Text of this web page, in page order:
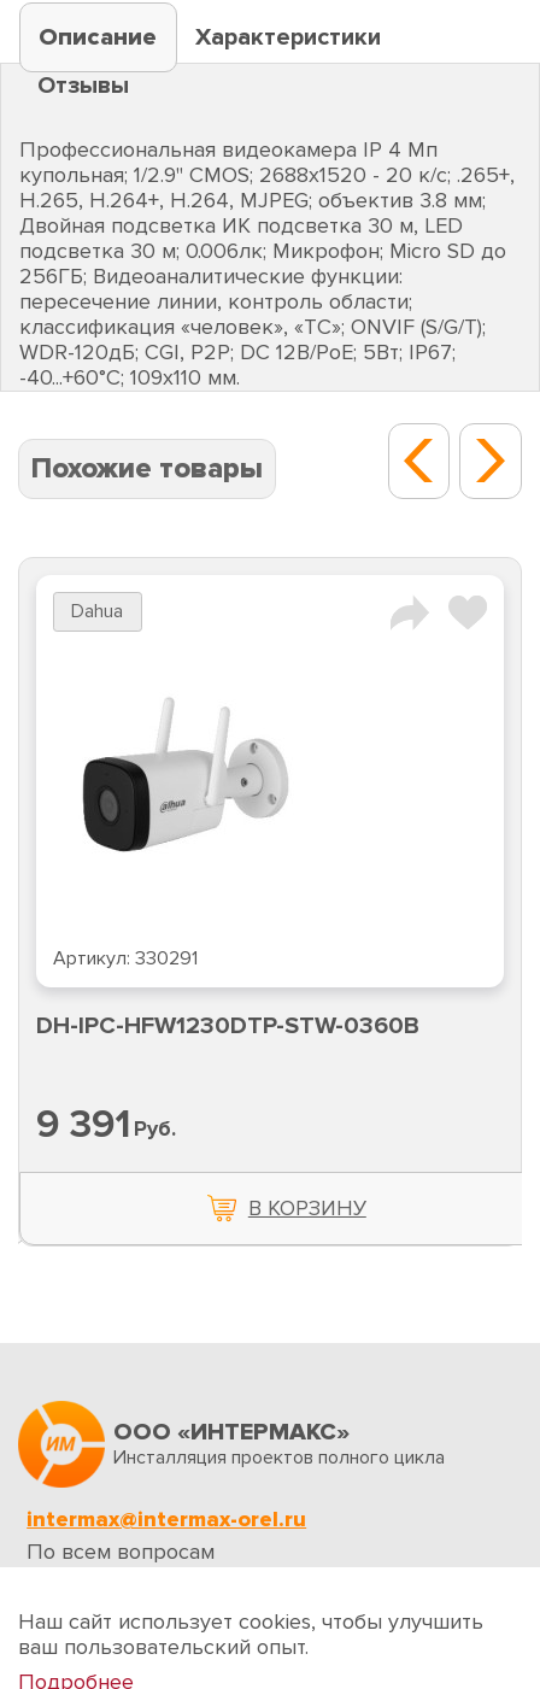
Описание
Характеристики
Отзывы
Профессиональная видеокамера IP 4 Мп
купольная; 1/2.9" CMOS; 2688х1520 - 20 к/с; .265+,
H.265, H.264+, H.264, MJPEG; объектив 3.8 мм;
Двойная подсветка ИК подсветка 30 м, LED
подсветка 30 м; 0.006лк; Микрофон; Micro SD до
256ГБ; Видеоаналитические функции:
пересечение линии, контроль области;
классификация «человек», «ТС»; ONVIF (S/G/T);
WDR-120дБ; CGI, P2P; DC 12В/PoE; 5Вт; IP67;
-40...+60°C; 109х110 мм.
Похожие товары
Dahua
Артикул: 330291
DH-IPC-HFW1230DTP-STW-0360B
9 391 Руб.
В КОРЗИНУ
ООО «ИНТЕРМАКС»
Инсталляция проектов полного цикла
intermax@intermax-orel.ru
По всем вопросам
Обратная связь
Наш сайт использует cookies, чтобы улучшить
ваш пользовательский опыт.
Подробнее